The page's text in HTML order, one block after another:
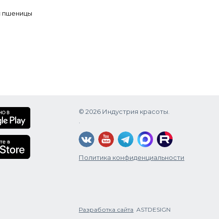
пшеницы
© 2026 Индустрия красоты.
.
Политика конфиденциальности
Разработка сайта ASTDESIGN